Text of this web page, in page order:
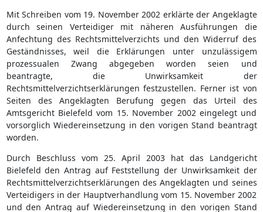
Mit Schreiben vom 19. November 2002 erklärte der Angeklagte
durch seinen Verteidiger mit näheren Ausführungen die
Anfechtung des Rechtsmittelverzichts und den Widerruf des
Geständnisses, weil die Erklärungen unter unzulässigem
prozessualen Zwang abgegeben worden seien und
beantragte, die Unwirksamkeit der
Rechtsmittelverzichtserklärungen festzustellen. Ferner ist von
Seiten des Angeklagten Berufung gegen das Urteil des
Amtsgericht Bielefeld vom 15. November 2002 eingelegt und
vorsorglich Wiedereinsetzung in den vorigen Stand beantragt
worden.
Durch Beschluss vom 25. April 2003 hat das Landgericht
Bielefeld den Antrag auf Feststellung der Unwirksamkeit der
Rechtsmittelverzichtserklärungen des Angeklagten und seines
Verteidigers in der Hauptverhandlung vom 15. November 2002
und den Antrag auf Wiedereinsetzung in den vorigen Stand